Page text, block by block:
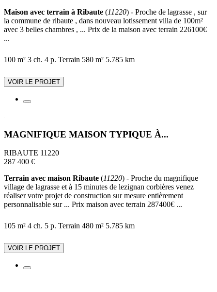
Maison avec terrain à Ribaute (11220) - Proche de lagrasse , sur
la commune de ribaute , dans nouveau lotissement villa de 100m²
avec 3 belles chambres , ... Prix de la maison avec terrain 226100€
...
100 m² 3 ch. 4 p. Terrain 580 m² 5.785 km
VOIR LE PROJET
MAGNIFIQUE MAISON TYPIQUE À...
RIBAUTE 11220
287 400 €
Terrain avec maison Ribaute (11220) - Proche du magnifique
village de lagrasse et à 15 minutes de lezignan corbières venez
réaliser votre projet de construction sur mesure entièrement
personnalisable sur ... Prix maison avec terrain 287400€ ...
105 m² 4 ch. 5 p. Terrain 480 m² 5.785 km
VOIR LE PROJET